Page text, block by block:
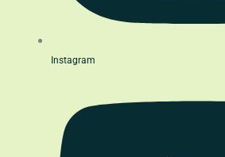
Instagram